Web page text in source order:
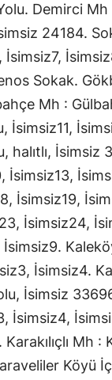
Demirci
24184.
İsimsiz7,
Sokak.
Mh :
İsimsiz11,
halıtlı, İsimsiz
İsimsiz13,
İsimsiz19,
İsimsiz24,
İsimsiz9.
İsimsiz4.
İsimsiz
İsimsiz4,
Mh :
Köyü